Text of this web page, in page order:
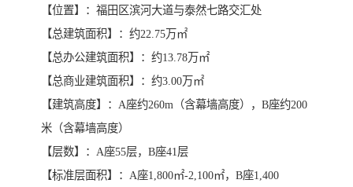
【位置】：福田区滨河大道与泰然七路交汇处
【总建筑面积】：约22.75万㎡
【总办公建筑面积】：约13.78万㎡
【总商业建筑面积】：约3.00万㎡
【建筑高度】：A座约260m（含幕墙高度），B座约200
米（含幕墙高度）
【层数】：A座55层，B座41层
【标准层面积】：A座1,800㎡-2,100㎡，B座1,400